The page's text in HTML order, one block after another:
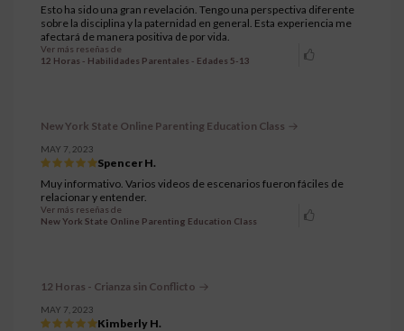
Esto ha sido una gran revelación. Tengo una perspectiva diferente
sobre la disciplina y la paternidad en general. Esta experiencia me
afectará de manera positiva de por vida.
Ver más reseñas de
12 Horas - Habilidades Parentales - Edades 5-13
New York State Online Parenting Education Class
MAY 7, 2023
Spencer H.
Muy informativo. Varios videos de escenarios fueron fáciles de
relacionar y entender.
Ver más reseñas de
New York State Online Parenting Education Class
12 Horas - Crianza sin Conflicto
MAY 7, 2023
Kimberly H.